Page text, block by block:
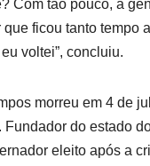
Com tão pouco, a
que ficou tanto tempo
voltei”, concluiu.
morreu em 4 de
Fundador do estado
eleito após a